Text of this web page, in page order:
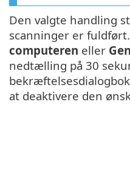
Den valgte handling
scanninger er
computeren eller
nedtælling på 30
at deaktivere den